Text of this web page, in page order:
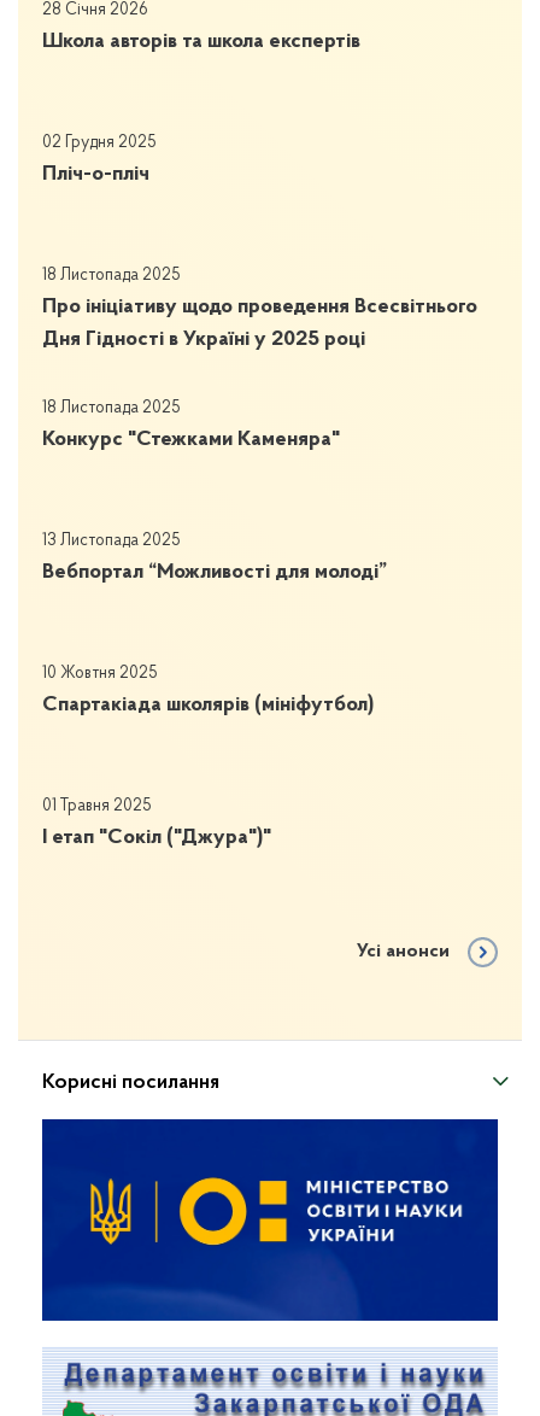
28 Січня 2026
Школа авторів та школа експертів
02 Грудня 2025
Пліч-о-пліч
18 Листопада 2025
Про ініціативу щодо проведення Всесвітнього
Дня Гідності в Україні у 2025 році
18 Листопада 2025
Конкурс "Стежками Каменяра"
13 Листопада 2025
Вебпортал “Можливості для молоді”
10 Жовтня 2025
Спартакіада школярів (мініфутбол)
01 Травня 2025
І етап "Сокіл ("Джура")"
Усі анонси
Корисні посилання